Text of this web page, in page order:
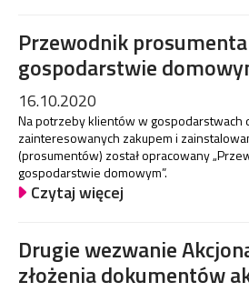
Przewodnik
gospodarstwie
16.10.2020
Na potrzeby klientów w gospodarstwach
zainteresowanych zakupem i
(prosumentów) został opracowany
gospodarstwie domowym”.
Czytaj więcej
Drugie wezwanie
złożenia dokumentów